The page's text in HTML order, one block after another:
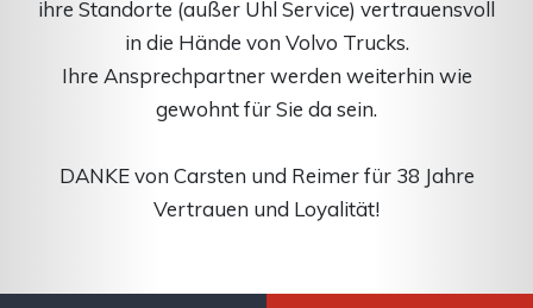
ihre Standorte (außer Uhl Service) vertrauensvoll
in die Hände von Volvo Trucks.
Ihre Ansprechpartner werden weiterhin wie
gewohnt für Sie da sein.
DANKE von Carsten und Reimer für 38 Jahre
Vertrauen und Loyalität!